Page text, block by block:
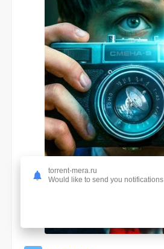
torrent-mera.ru
Would like to send you notifications